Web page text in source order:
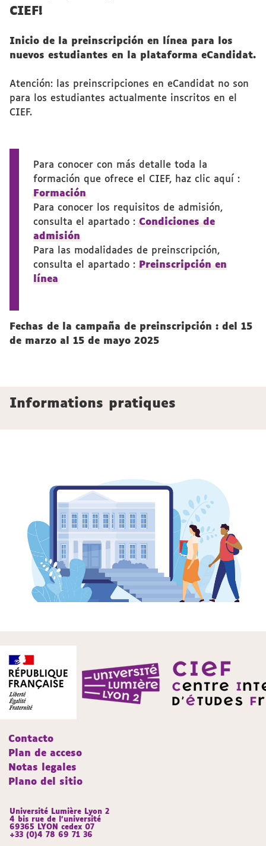
CIEF!
Inicio de la preinscripción en línea para los
nuevos estudiantes en la plataforma eCandidat.
Atención: las preinscripciones en eCandidat no son
para los estudiantes actualmente inscritos en el
CIEF.
Para conocer con más detalle toda la
formación que ofrece el CIEF, haz clic aquí :
Formación
Para conocer los requisitos de admisión,
consulta el apartado : Condiciones de
admisión
Para las modalidades de preinscripción,
consulta el apartado : Preinscripción en
línea
Fechas de la campaña de preinscripción : del 15
de marzo al 15 de mayo 2025
Informations pratiques
Contacto
Plan de acceso
Notas legales
Plano del sitio
Université Lumière Lyon 2
4 bis rue de l’université
69365 LYON cedex 07
+33 (0)4 78 69 71 36